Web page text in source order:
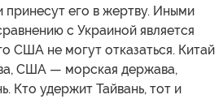
его в жертву. Иными
с Украиной является
США не могут отказаться. Китай
США — морская держава,
Кто удержит Тайвань, тот и